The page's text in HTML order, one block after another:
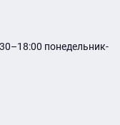
понедельник-